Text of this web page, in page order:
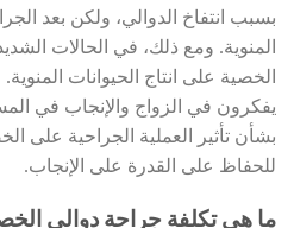
بسبب انتفاخ الدوالي، ولكن بعد
المنوية. ومع ذلك، في الحالات
الخصية على انتاج الحيوانات
يفكرون في الزواج والإنجاب في
بشأن تأثير العملية الجراحية على
للحفاظ على القدرة على الإنجاب.
ما هي تكلفة جراحة دوالي